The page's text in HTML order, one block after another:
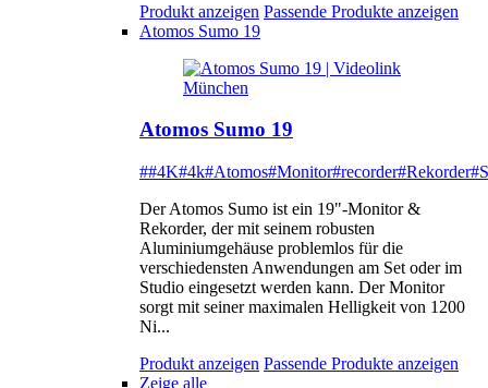
Produkt anzeigen Passende Produkte anzeigen
Atomos Sumo 19
Atomos Sumo 19
##4K#4k#Atomos#Monitor#recorder#Rekorder
Der Atomos Sumo ist ein 19"-Monitor &
Rekorder, der mit seinem robusten
Aluminiumgehäuse problemlos für die
verschiedensten Anwendungen am Set oder im
Studio eingesetzt werden kann. Der Monitor
sorgt mit seiner maximalen Helligkeit von 1200
Ni...
Produkt anzeigen Passende Produkte anzeigen
Zeige alle